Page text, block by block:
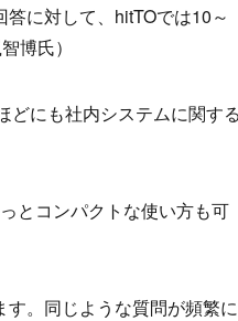
に対して、hitTOでは10～
博氏）
どにも社内システムに関す
とコンパクトな使い方も可
す。同じような質問が頻繁に